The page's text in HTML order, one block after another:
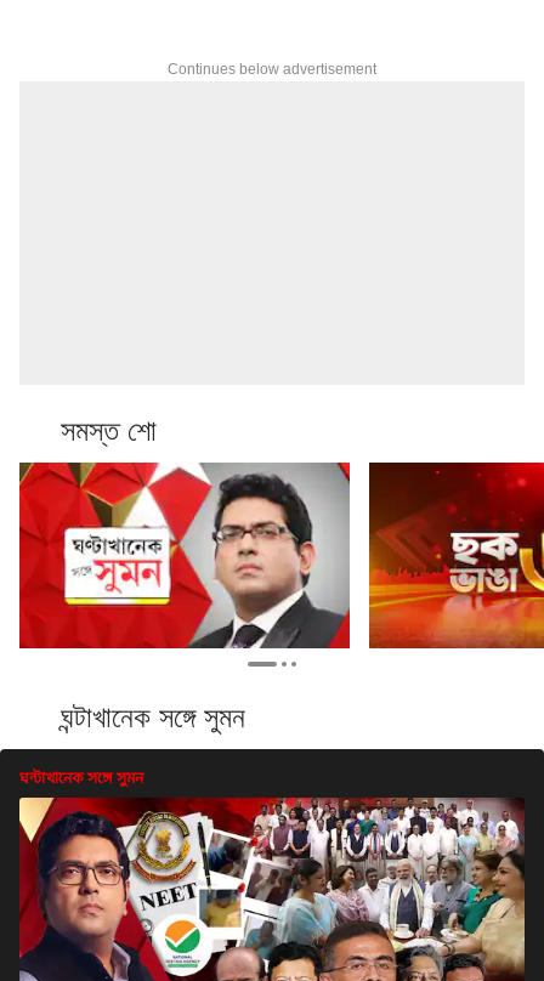
Continues below advertisement
সমস্ত শো
ঘন্টাখানেক সঙ্গে সুমন
ঘন্টাখানেক সঙ্গে সুমন